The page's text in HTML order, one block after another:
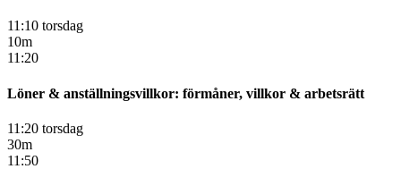
11:10 torsdag
10m
11:20
Löner & anställningsvillkor: förmåner, villkor & arbetsrätt
11:20 torsdag
30m
11:50